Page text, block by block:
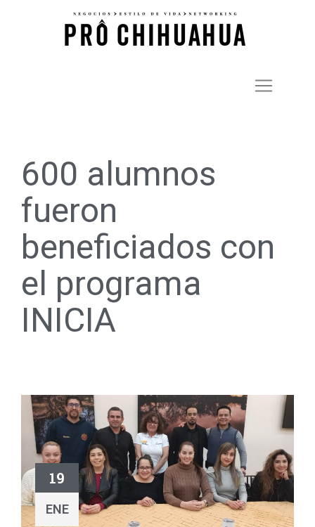
600 alumnos
fueron
beneficiados con
el programa
INICIA
19
ENE